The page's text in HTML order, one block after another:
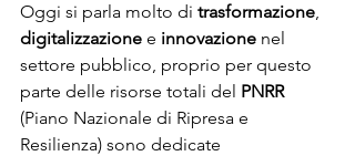
Oggi si parla molto di trasformazione,
digitalizzazione e innovazione nel
settore pubblico, proprio per questo
parte delle risorse totali del PNRR
(Piano Nazionale di Ripresa e
Resilienza) sono dedicate